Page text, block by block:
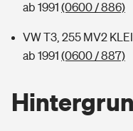
ab 1991 (0600 / 886)
VW T3, 255 MV2
ab 1991 (0600 / 887)